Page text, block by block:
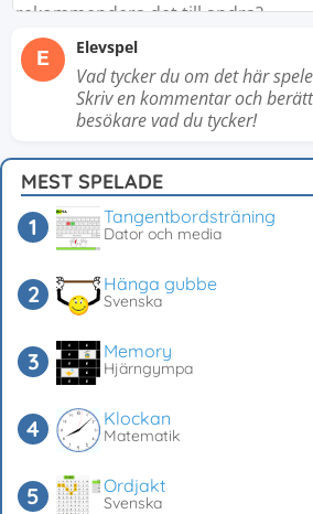
E Elevspel
Vad tycker du om det här
Skriv en kommentar och
besökare vad du tycker!
MEST SPELADE
Tangentbordsträning
Dator och media
Hänga gubbe
Svenska
Memory
Hjärngympa
Klockan
Matematik
Ordjakt
Svenska